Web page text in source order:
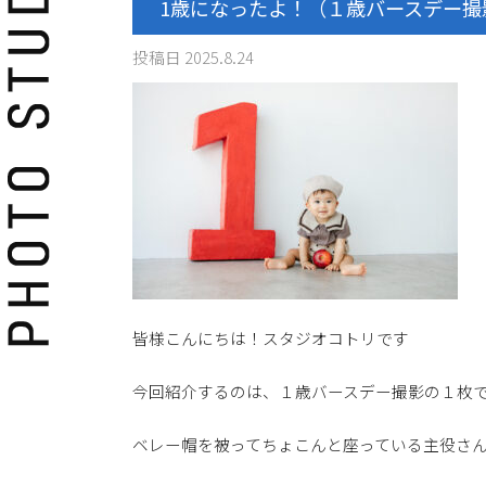
1歳になったよ！（１歳バースデー撮
投稿日 2025.8.24
皆様こんにちは！スタジオコトリです️
今回紹介するのは、１歳バースデー撮影の１枚
ベレー帽を被ってちょこんと座っている主役さ